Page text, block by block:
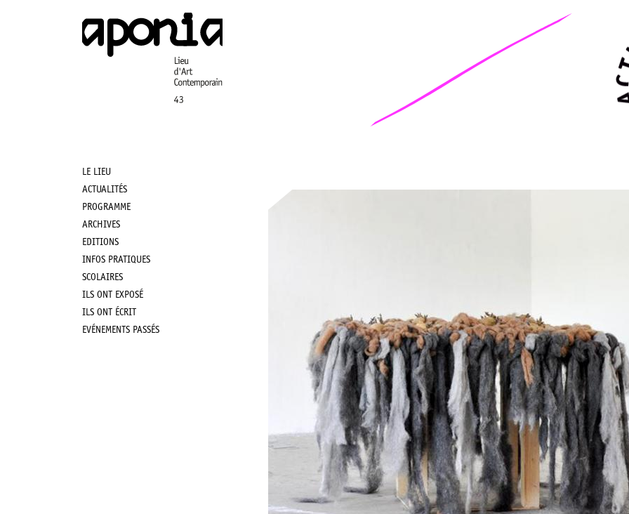
Main
navigation
LE LIEU
ACTUALITÉS
PROGRAMME
ARCHIVES
EDITIONS
INFOS PRATIQUES
SCOLAIRES
ILS ONT EXPOSÉ
ILS ONT ÉCRIT
EVÉNEMENTS PASSÉS